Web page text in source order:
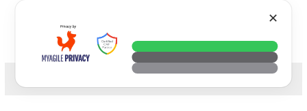
科技. 生活. 攝影.
✕